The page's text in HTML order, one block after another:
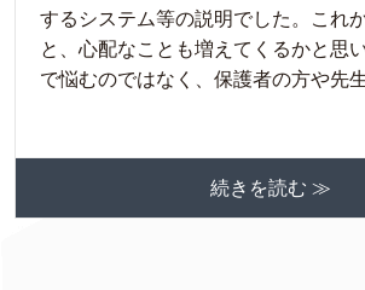
するシステム等の説明でした。これ
と、心配なことも増えてくるかと思
で悩むのではなく、保護者の方や先
続きを読む ≫